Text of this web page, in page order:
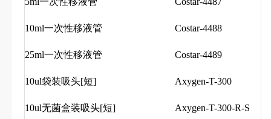
10ml一次性移液管 Costar-4488
25ml一次性移液管 Costar-4489
10ul袋装吸头[短] Axygen-T-300
10ul无菌盒装吸头[短] Axygen-T-300-R-S